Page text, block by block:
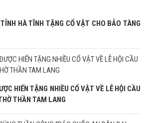
HÀ TĨNH TẶNG CỔ VẬT CHO BẢO TÀNG
HIẾN TẶNG NHIỀU CỔ VẬT VỀ LỄ HỘI CẦU
THẦN TAM LANG